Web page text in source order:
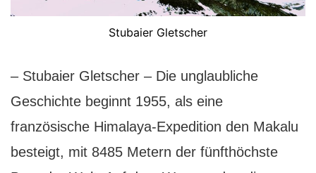
Stubaier Gletscher
– Stubaier Gletscher – Die unglaubliche
Geschichte beginnt 1955, als eine
französische Himalaya-Expedition den Makalu
besteigt, mit 8485 Metern der fünfthöchste